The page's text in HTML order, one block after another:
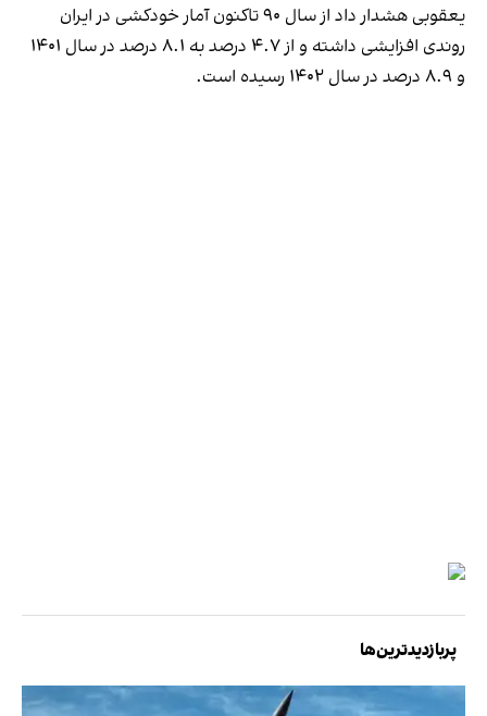
یعقوبی هشدار داد از سال ۹۰ تاکنون آمار خودکشی در ایران
روندی افزایشی داشته و از ۴.۷ درصد به ۸.۱ درصد در سال ۱۴۰۱
و ۸.۹ درصد در سال ۱۴۰۲ رسیده است.
پربازدیدترین‌ها